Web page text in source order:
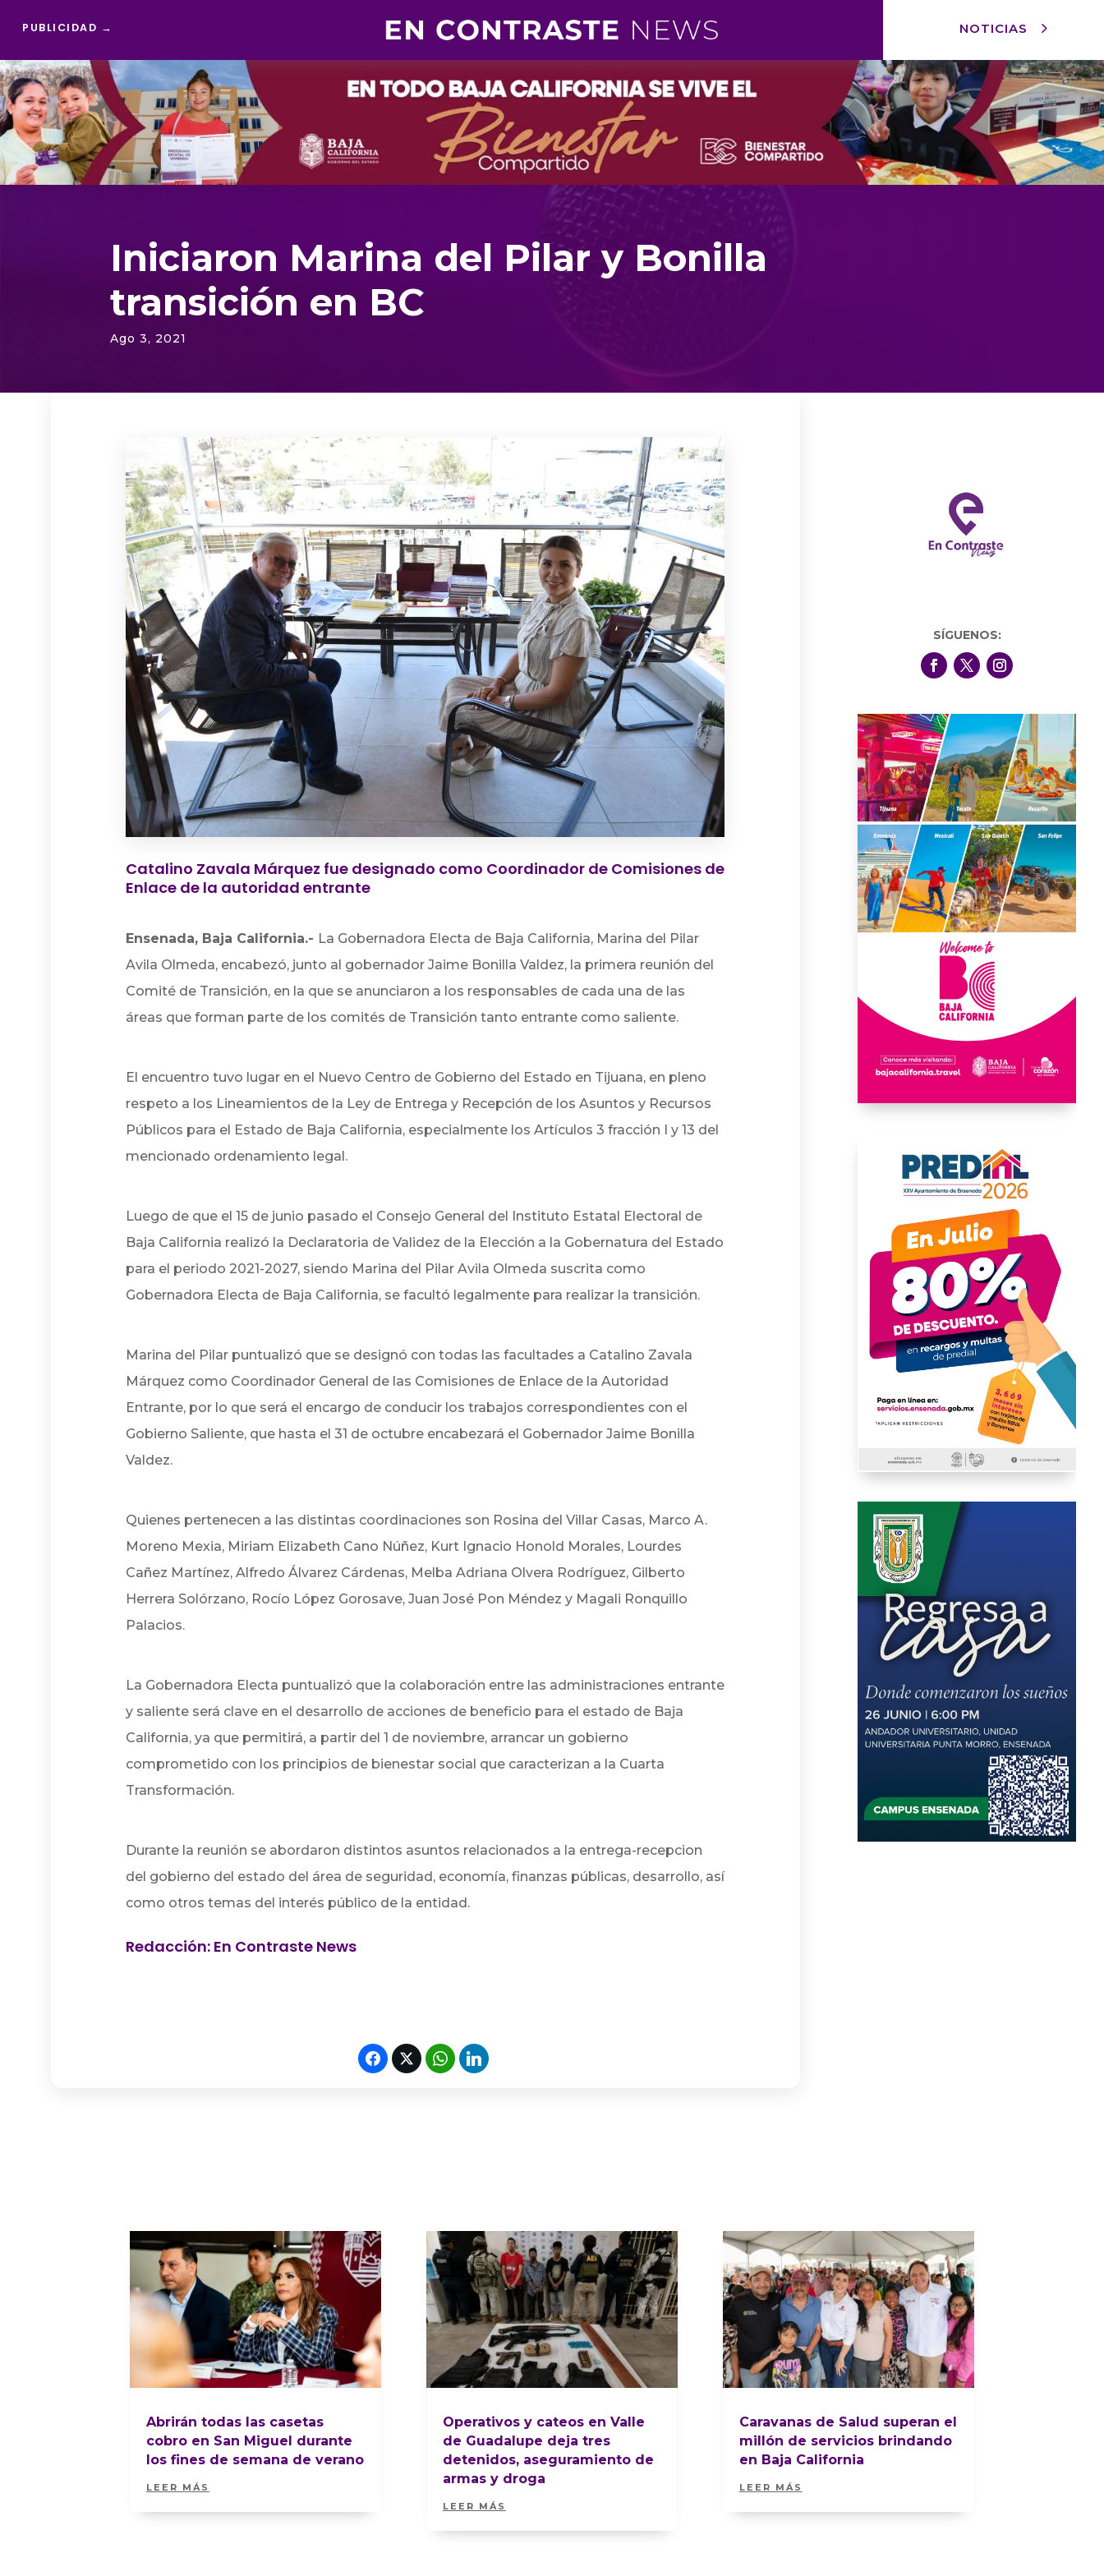
PUBLICIDAD → NOTICIAS
Reproductor
de
vídeo
Iniciaron Marina del Pilar y Bonilla
transición en BC
Ago 3, 2021
Catalino Zavala Márquez fue designado como Coordinador de Comisiones de
Enlace de la autoridad entrante
Ensenada, Baja California.- La Gobernadora Electa de Baja California, Marina del Pilar
Avila Olmeda, encabezó, junto al gobernador Jaime Bonilla Valdez, la primera reunión del
Comité de Transición, en la que se anunciaron a los responsables de cada una de las
áreas que forman parte de los comités de Transición tanto entrante como saliente.
El encuentro tuvo lugar en el Nuevo Centro de Gobierno del Estado en Tijuana, en pleno
respeto a los Lineamientos de la Ley de Entrega y Recepción de los Asuntos y Recursos
Públicos para el Estado de Baja California, especialmente los Artículos 3 fracción I y 13 del
mencionado ordenamiento legal.
Luego de que el 15 de junio pasado el Consejo General del Instituto Estatal Electoral de
Baja California realizó la Declaratoria de Validez de la Elección a la Gobernatura del Estado
para el periodo 2021-2027, siendo Marina del Pilar Avila Olmeda suscrita como
Gobernadora Electa de Baja California, se facultó legalmente para realizar la transición.
Marina del Pilar puntualizó que se designó con todas las facultades a Catalino Zavala
Márquez como Coordinador General de las Comisiones de Enlace de la Autoridad
Entrante, por lo que será el encargo de conducir los trabajos correspondientes con el
Gobierno Saliente, que hasta el 31 de octubre encabezará el Gobernador Jaime Bonilla
Valdez.
Quienes pertenecen a las distintas coordinaciones son Rosina del Villar Casas, Marco A.
Moreno Mexia, Miriam Elizabeth Cano Núñez, Kurt Ignacio Honold Morales, Lourdes
Cañez Martínez, Alfredo Álvarez Cárdenas, Melba Adriana Olvera Rodríguez, Gilberto
Herrera Solórzano, Rocío López Gorosave, Juan José Pon Méndez y Magali Ronquillo
Palacios.
La Gobernadora Electa puntualizó que la colaboración entre las administraciones entrante
y saliente será clave en el desarrollo de acciones de beneficio para el estado de Baja
California, ya que permitirá, a partir del 1 de noviembre, arrancar un gobierno
comprometido con los principios de bienestar social que caracterizan a la Cuarta
Transformación.
Durante la reunión se abordaron distintos asuntos relacionados a la entrega-recepcion
del gobierno del estado del área de seguridad, economía, finanzas públicas, desarrollo, así
como otros temas del interés público de la entidad.
Redacción: En Contraste News
SÍGUENOS:
Abrirán todas las casetas
cobro en San Miguel durante
los fines de semana de verano
LEER MÁS
Operativos y cateos en Valle
de Guadalupe deja tres
detenidos, aseguramiento de
armas y droga
LEER MÁS
Caravanas de Salud superan el
millón de servicios brindando
en Baja California
LEER MÁS